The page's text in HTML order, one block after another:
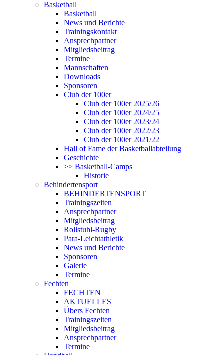
Basketball
Basketball
News und Berichte
Trainingskontakt
Ansprechpartner
Mitgliedsbeitrag
Termine
Mannschaften
Downloads
Sponsoren
Club der 100er
Club der 100er 2025/26
Club der 100er 2024/25
Club der 100er 2023/24
Club der 100er 2022/23
Club der 100er 2021/22
Hall of Fame der Basketballabteilung
Geschichte
>> Basketball-Camps
Historie
Behindertensport
BEHINDERTENSPORT
Trainingszeiten
Ansprechpartner
Mitgliedsbeitrag
Rollstuhl-Rugby
Para-Leichtathletik
News und Berichte
Sponsoren
Galerie
Termine
Fechten
FECHTEN
AKTUELLES
Übers Fechten
Trainingszeiten
Mitgliedsbeitrag
Ansprechpartner
Termine